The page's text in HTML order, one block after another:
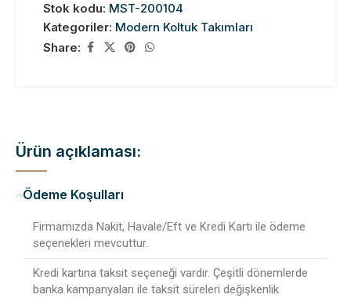
Stok kodu: MST-200104
Kategoriler: Modern Koltuk Takımları
Share:
Ürün açıklaması:
Ödeme Koşulları
Firmamızda Nakit, Havale/Eft ve Kredi Kartı ile ödeme
seçenekleri mevcuttur.
Kredi kartına taksit seçeneği vardır. Çeşitli dönemlerde
banka kampanyaları ile taksit süreleri değişkenlik